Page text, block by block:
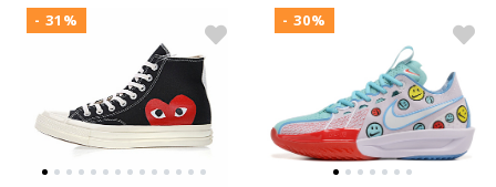
- 31% - 30%